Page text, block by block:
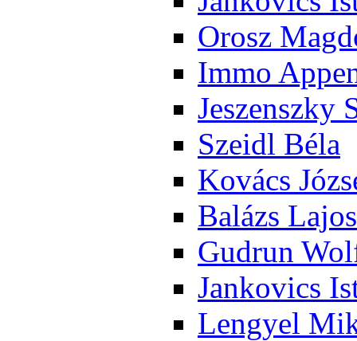
Orosz
Im­mo
Je­szensz­ky
Szeidl Bé­la
Ko­vács
Ba­lázs La­jos
Gud­run
Jan­ko­vics
Len­gyel